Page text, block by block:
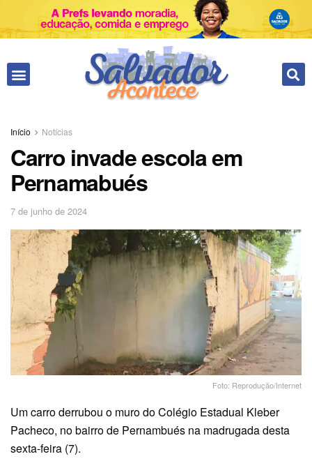
Início Notícias
Carro invade escola em
Pernamabués
7 de junho de 2024
Foto: Reprodução/Internet
Um carro derrubou o muro do Colégio Estadual Kleber
Pacheco, no bairro de Pernambués na madrugada desta
sexta-feira (7).